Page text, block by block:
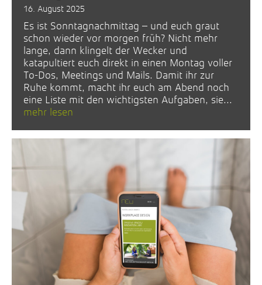
16. August 2025
Es ist Sonntagnachmittag – und euch graut
schon wieder vor morgen früh? Nicht mehr
lange, dann klingelt der Wecker und
katapultiert euch direkt in einen Montag voller
To-Dos, Meetings und Mails. Damit ihr zur
Ruhe kommt, macht ihr euch am Abend noch
eine Liste mit den wichtigsten Aufgaben, sie...
mehr lesen